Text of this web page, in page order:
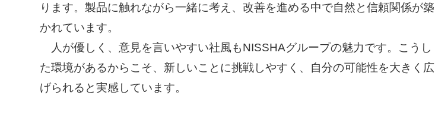
ります。製品に触れながら一緒に考え、改善を進める中で自然と信頼関係が築
かれています。
人が優しく、意見を言いやすい社風もNISSHAグループの魅力です。こうし
た環境があるからこそ、新しいことに挑戦しやすく、自分の可能性を大きく広
げられると実感しています。